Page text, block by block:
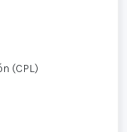
(CPL)